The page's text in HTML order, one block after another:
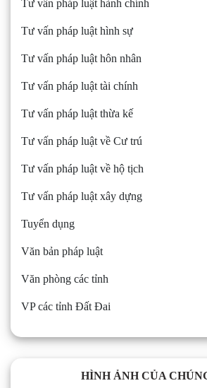
Tư vấn pháp luật hành chính
Tư vấn pháp luật hình sự
Tư vấn pháp luật hôn nhân
Tư vấn pháp luật tài chính
Tư vấn pháp luật thừa kế
Tư vấn pháp luật về Cư trú
Tư vấn pháp luật về hộ tịch
Tư vấn pháp luật xây dựng
Tuyển dụng
Văn bản pháp luật
Văn phòng các tỉnh
VP các tỉnh Đất Đai
HÌNH ẢNH CỦA